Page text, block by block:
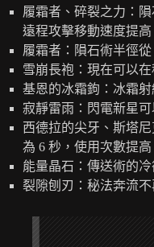
履霜者、碎裂之力：
遠程攻擊移動速度提高
履霜者：隕石術半徑從
雪崩長袍：現在可以
基恩的冰霜鉤：冰霜
寂靜雷雨：閃電新星可
西德拉的尖牙、斯塔
為 6 秒，使用次數提高
能量晶石：傳送術的冷
裂隙刨刃：秘法奔流